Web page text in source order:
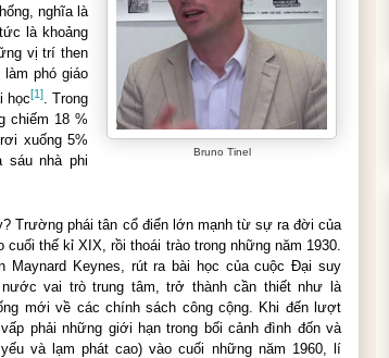
Bruno Tinel
nghĩa là
tức là khoảng
vị trí then
phó giáo
học[1]. Trong
chiếm 18 %
xuống 5%
sáu nhà phi
Trường pháitân cổ điểnlớn mạnh từ sự ra đời của
cuối thế kỉ XIX, rồi thoái trào trong những năm 1930.
Maynard Keynes , rút ra bài học của cuộc Đại suy
vai trò trung tâm, trở thành cần thiết như là
mới về các chính sách công cộng. Khi đến lượt
phải những giới hạn trong bối cảnh đình đốn và
và lạm phát cao) vào cuối những năm 1960, lí